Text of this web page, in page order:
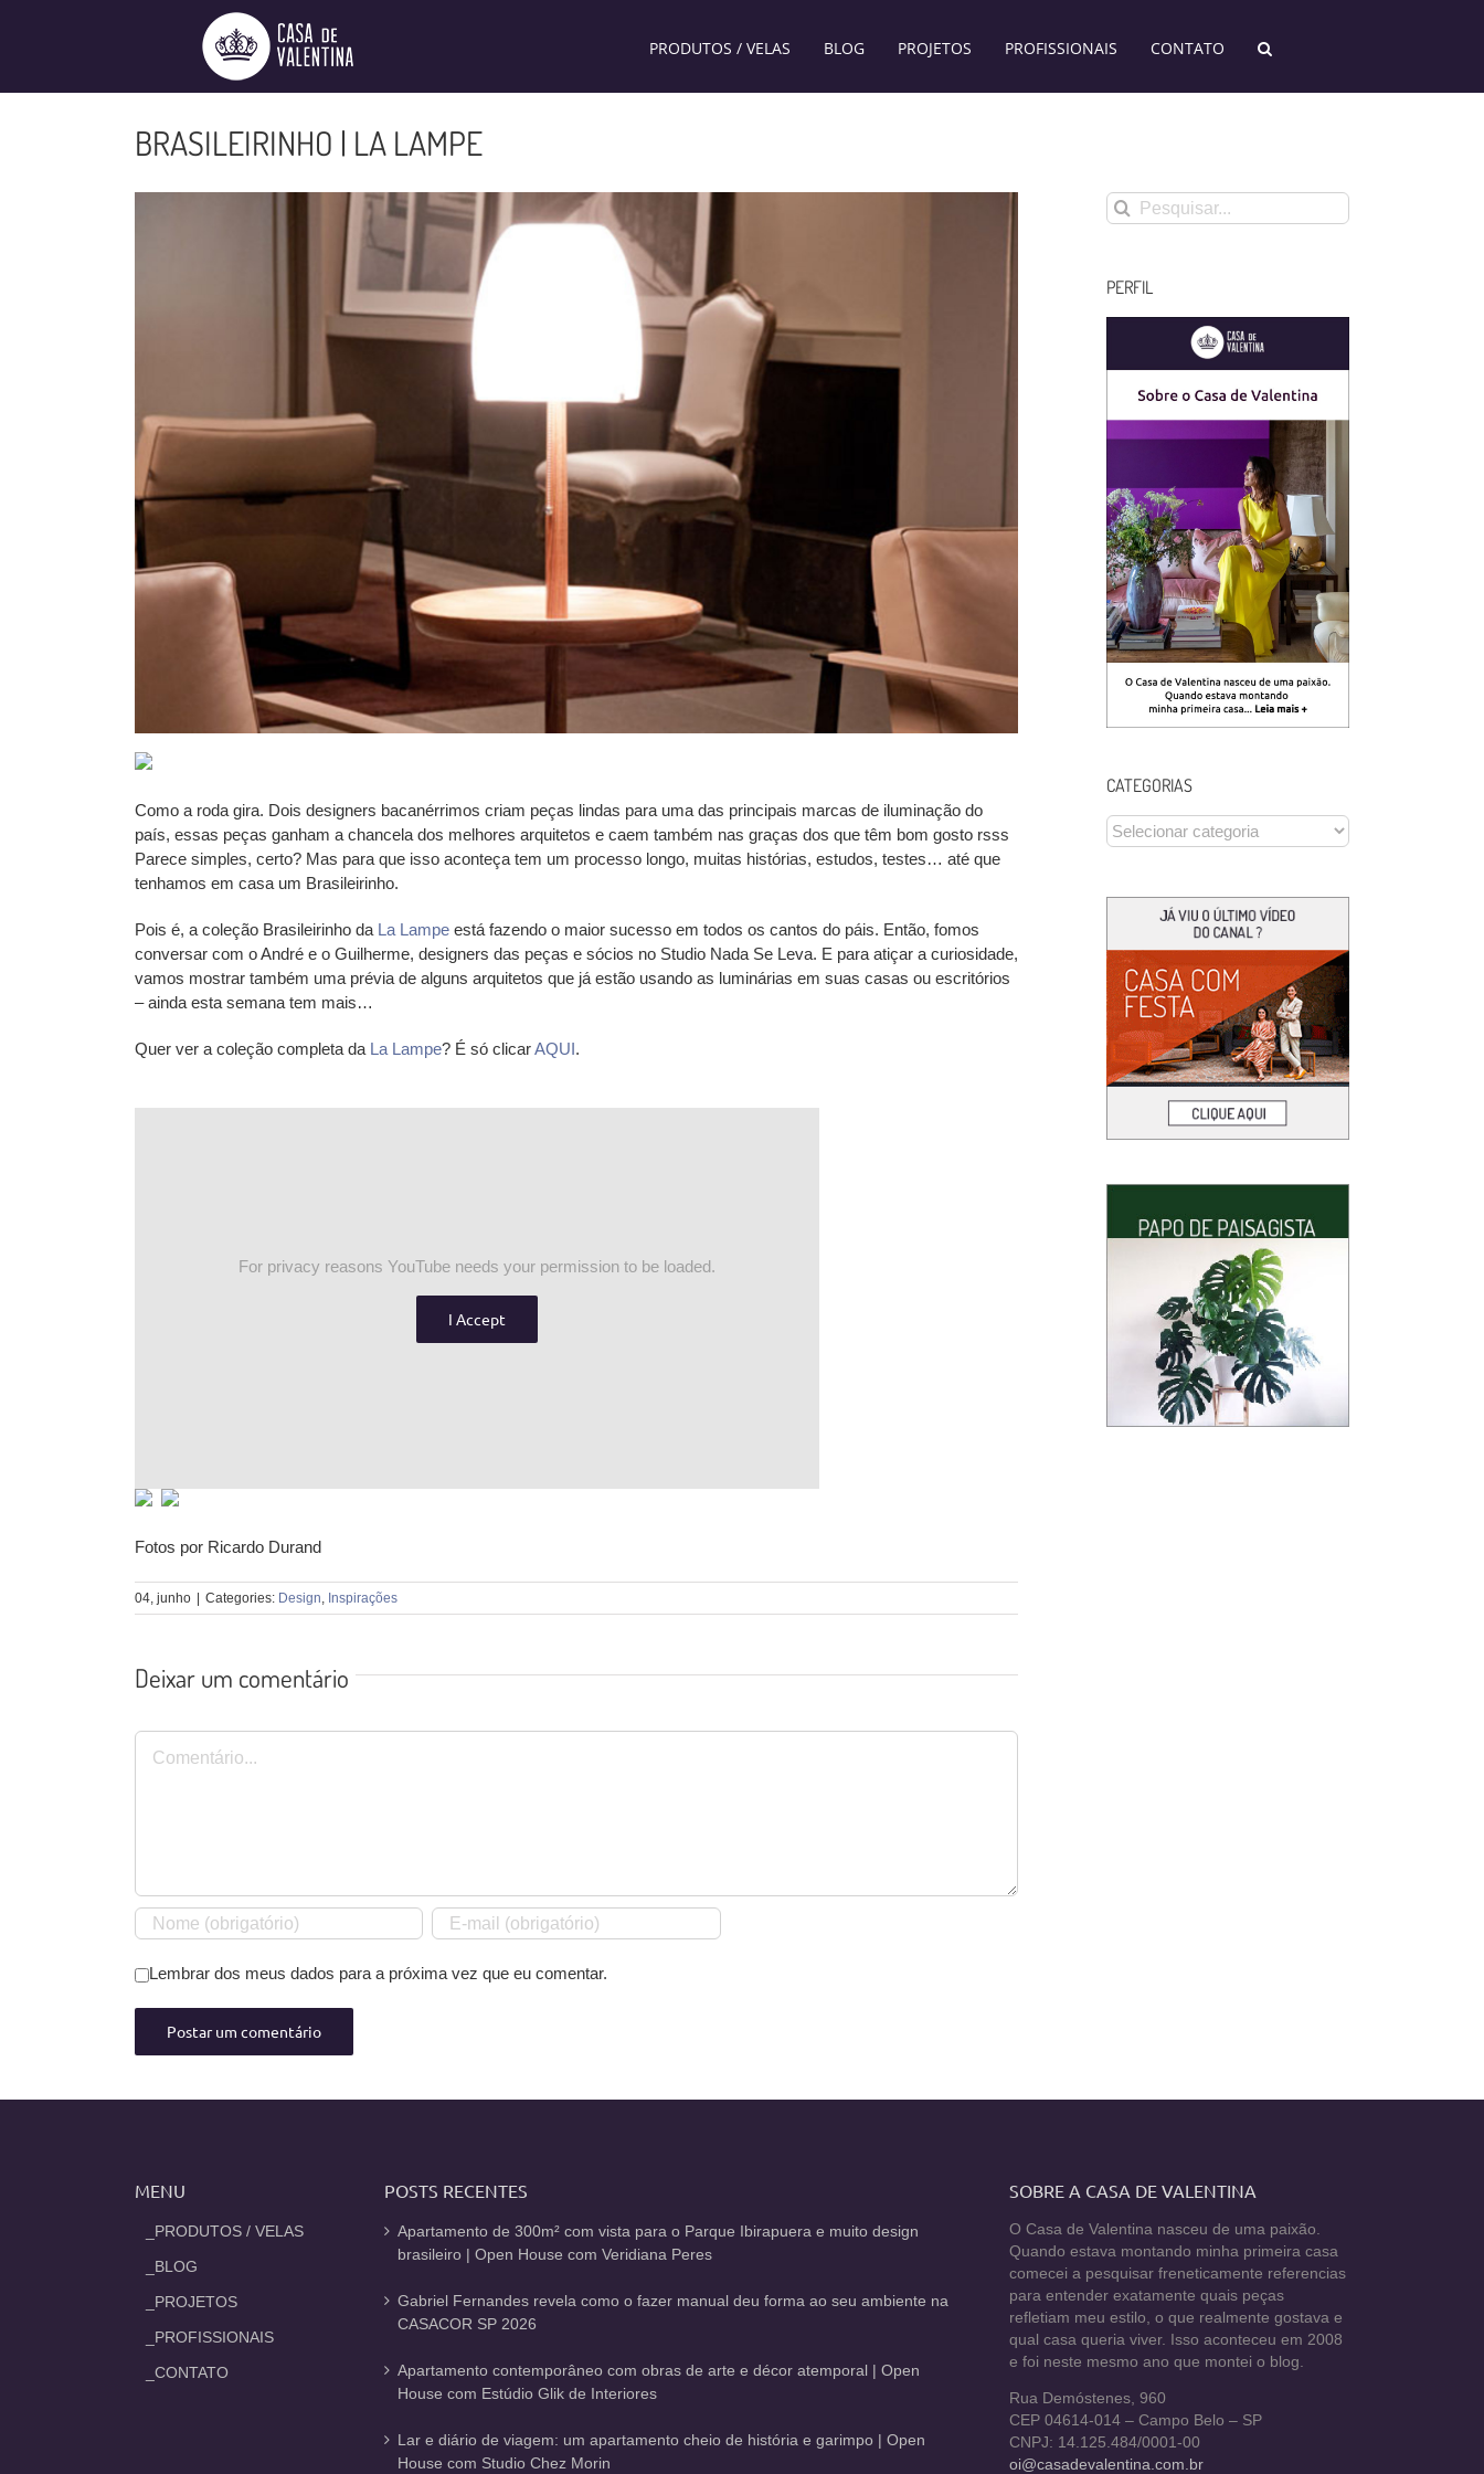
PRODUTOS / VELAS BLOG PROJETOS PROFISSIONAIS CONTATO
BRASILEIRINHO | LA LAMPE
Como a roda gira. Dois designers bacanérrimos criam peças lindas para uma das principais marcas de iluminação do
país, essas peças ganham a chancela dos melhores arquitetos e caem também nas graças dos que têm bom gosto rsss
Parece simples, certo? Mas para que isso aconteça tem um processo longo, muitas histórias, estudos, testes… até que
tenhamos em casa um Brasileirinho.
Pois é, a coleção Brasileirinho da La Lampe está fazendo o maior sucesso em todos os cantos do páis. Então, fomos
conversar com o André e o Guilherme, designers das peças e sócios no Studio Nada Se Leva. E para atiçar a curiosidade,
vamos mostrar também uma prévia de alguns arquitetos que já estão usando as luminárias em suas casas ou escritórios
– ainda esta semana tem mais…
Quer ver a coleção completa da La Lampe? É só clicarAQUI.
For privacy reasons YouTube needs your permission to be loaded.
I Accept
Fotos por Ricardo Durand
04, junho Categories: Design, Inspirações
Deixar um comentário
Comentário
Lembrar dos meus dados para a próxima vez que eu comentar.
Buscar
resultados
PERFIL
CATEGORIAS
CATEGORIAS
MENU
_PRODUTOS / VELAS
_BLOG
_PROJETOS
_PROFISSIONAIS
_CONTATO
POSTS RECENTES
Apartamento de 300m² com vista para o Parque Ibirapuera e muito design
brasileiro | Open House com Veridiana Peres
Gabriel Fernandes revela como o fazer manual deu forma ao seu ambiente na
CASACOR SP 2026
Apartamento contemporâneo com obras de arte e décor atemporal | Open
House com Estúdio Glik de Interiores
Lar e diário de viagem: um apartamento cheio de história e garimpo | Open
House com Studio Chez Morin
SOBRE A CASA DE VALENTINA
O Casa de Valentina nasceu de uma paixão.
Quando estava montando minha primeira casa
comecei a pesquisar freneticamente referencias
para entender exatamente quais peças
refletiam meu estilo, o que realmente gostava e
qual casa queria viver. Isso aconteceu em 2008
e foi neste mesmo ano que montei o blog.
Rua Demóstenes, 960
CEP 04614-014 – Campo Belo – SP
CNPJ: 14.125.484/0001-00
oi@casadevalentina.com.br